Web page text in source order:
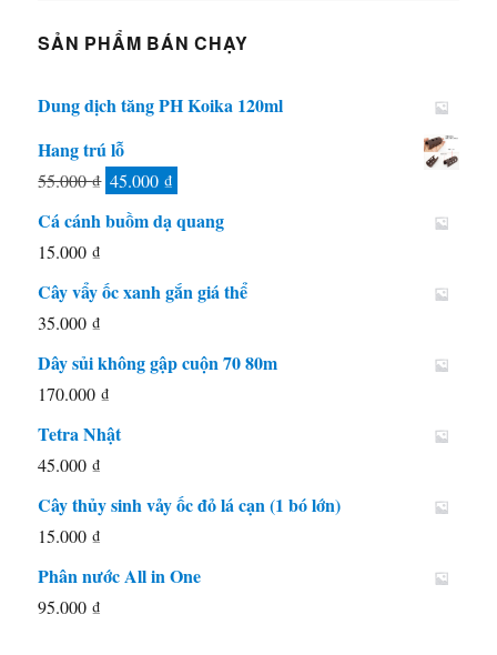
SẢN PHẨM BÁN CHẠY
Dung dịch tăng PH Koika 120ml
Hang trú lỗ
55.000₫ Giá
gốc
45.000₫
45.000 ₫.
Cá cánh buồm dạ quang
15.000₫
Cây vẩy ốc xanh gắn giá thể
35.000₫
Dây sủi không gập cuộn 70 80m
170.000₫
Tetra Nhật
45.000₫
Cây thủy sinh vảy ốc đỏ lá cạn (1 bó lớn)
15.000₫
Phân nước All in One
95.000₫